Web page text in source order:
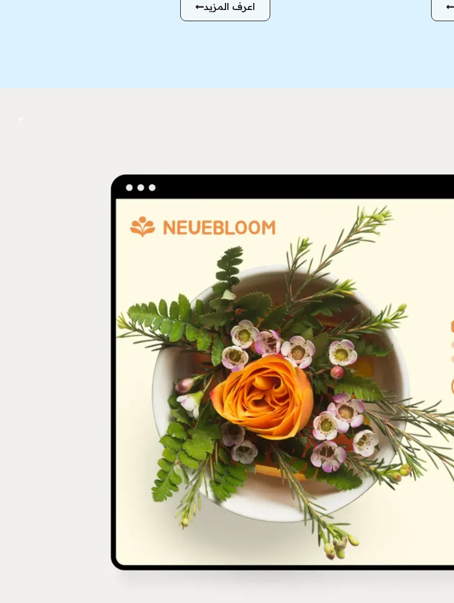
اعرف المزيد